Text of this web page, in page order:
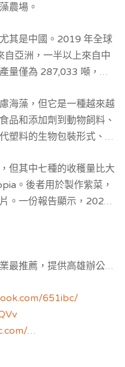
農場。
其是中國。2019 年全球
亞洲，一半以上來自中
量僅為 287,033 噸，佔
海藻，但它是一種越來越
品和添加劑到動物飼料、
塑料的生物包裝形式、作
但其中七種的收穫量比大
。後者用於製作紫菜，
。一份報告顯示，2020
。
最推薦，提供高雄辦公室
室與共享空間樓層區隔，
651ibc/